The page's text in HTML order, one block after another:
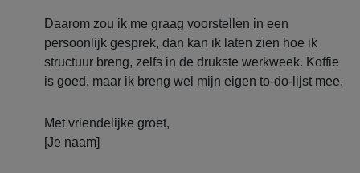
Daarom zou ik me graag voorstellen in een
persoonlijk gesprek, dan kan ik laten zien hoe ik
structuur breng, zelfs in de drukste werkweek. Koffie
is goed, maar ik breng wel mijn eigen to-do-lijst mee.
Met vriendelijke groet,
[Je naam]